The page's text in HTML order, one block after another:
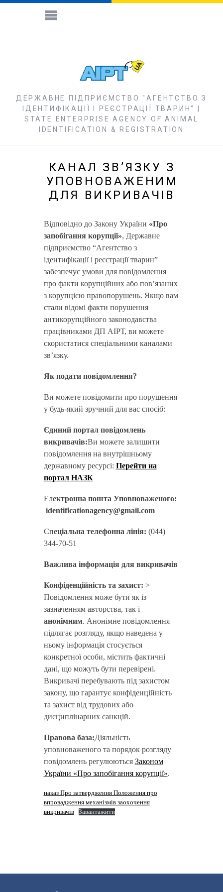
ДЕРЖАВНЕ ПІДПРИЄМСТВО "АГЕНТСТВО З
ІДЕНТИФІКАЦІЇ І РЕЄСТРАЦІЇ ТВАРИН" |
STATE ENTERPRISE AGENCY OF ANIMAL
IDENTIFICATION & REGISTRATION
КАНАЛ ЗВʼЯЗКУ З
УПОВНОВАЖЕНИМ
ДЛЯ ВИКРИВАЧІВ
Відповідно до Закону України «Про
запобігання корупції», Державне
підприємство “Агентство з
ідентифікації і реєстрації тварин”
забезпечує умови для повідомлення
про факти корупційних або пов’язаних
з корупцією правопорушень. Якщо вам
стали відомі факти порушення
антикорупційного законодавства
працівниками ДП АІРТ, ви можете
скористатися спеціальними каналами
зв’язку.
Як подати повідомлення?
Ви можете повідомити про порушення
у будь-який зручний для вас спосіб:
Єдиний портал повідомлень
викривачів:Ви можете залишити
повідомлення на внутрішньому
державному ресурсі: Перейти на
портал НАЗК
Електронна пошта Уповноваженого:
identificationagency@gmail.com
Спеціальна телефонна лінія: (044)
344-70-51
Важлива інформація для викривачів
Конфіденційність та захист: >
Повідомлення може бути як із
зазначенням авторства, так і
анонімним. Анонімне повідомлення
підлягає розгляду, якщо наведена у
ньому інформація стосується
конкретної особи, містить фактичні
дані, що можуть бути перевірені.
Викривачі перебувають під захистом
закону, що гарантує конфіденційність
та захист від трудових або
дисциплінарних санкцій.
Правова база:Діяльність
уповноваженого та порядок розгляду
повідомлень регулюються Законом
України «Про запобігання корупції».
наказ Про затвердження Положення про
впровадження механізмів заохочення
викривачів
Завантажити